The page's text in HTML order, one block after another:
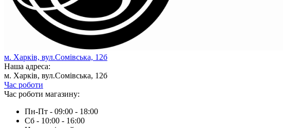
м. Харків, вул.Сомівська, 12б
Наша адреса:
м. Харків, вул.Сомівська, 12б
Час роботи
Час роботи магазину:
Пн-Пт - 09:00 - 18:00
Сб - 10:00 - 16:00